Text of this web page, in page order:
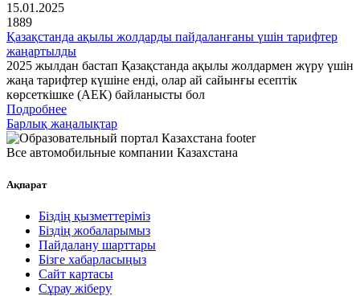
15.01.2025
1889
Қазақстанда ақылы жолдарды пайдаланғаны үшін тарифтер
жаңартылды
2025 жылдан бастап Қазақстанда ақылы жолдармен жүру үшін
жаңа тарифтер күшіне енді, олар ай сайынғы есептік
көрсеткішке (АЕК) байланысты бол
Подробнее
Барлық жаңалықтар
Все автомобильные компании Казахстана
Ақпарат
Біздің қызметтеріміз
Біздің жобаларымыз
Пайдалану шарттары
Бізге хабарласыңыз
Сайт картасы
Сұрау жіберу